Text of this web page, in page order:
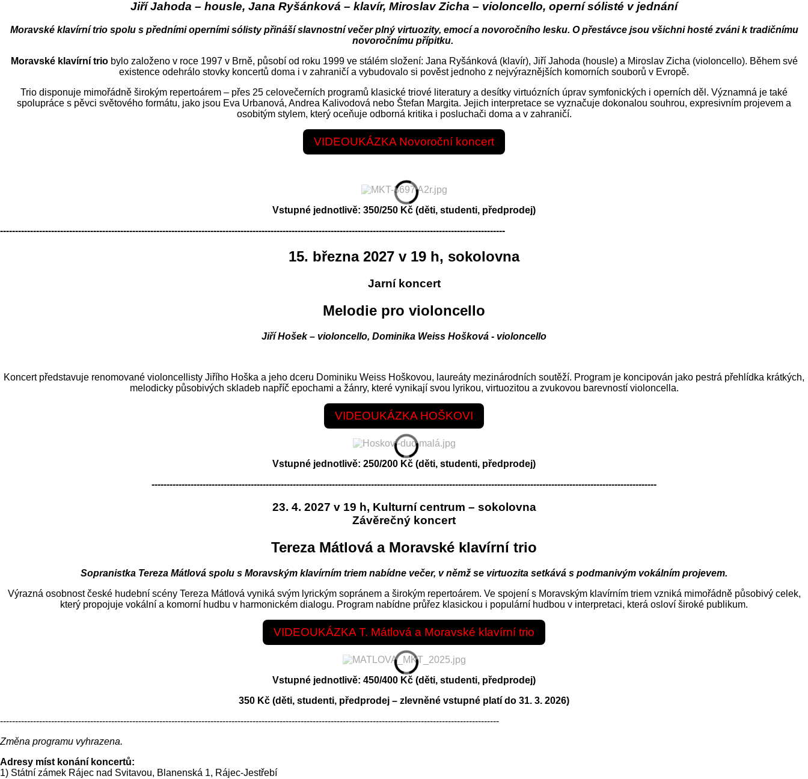
Jiří Jahoda – housle, Jana Ryšánková – klavír, Miroslav Zicha – violoncello, operní sólisté v jednání
Moravské klavírní trio spolu s předními operními sólisty přináší slavnostní večer plný virtuozity, emocí a novoročního lesku. O přestávce jsou všichni hosté zváni k tradičnímu
novoročnímu přípitku.
Moravské klavírní triobylo založeno v roce 1997 v Brně, působí od roku 1999 ve stálém složení: Jana Ryšánková (klavír), Jiří Jahoda (housle) a Miroslav Zicha (violoncello). Během své
existence odehrálo stovky koncertů doma i v zahraničí a vybudovalo si pověst jednoho z nejvýraznějších komorních souborů v Evropě.
Trio disponuje mimořádně širokým repertoárem – přes 25 celovečerních programů klasické triové literatury a desítky virtuózních úprav symfonických i operních děl. Významná je také
spolupráce s pěvci světového formátu, jako jsou Eva Urbanová, Andrea Kalivodová nebo Štefan Margita. Jejich interpretace se vyznačuje dokonalou souhrou, expresivním projevem a
osobitým stylem, který oceňuje odborná kritika i posluchači doma a v zahraničí.
VIDEOUKÁZKA Novoroční koncert
Vstupné jednotlivě: 350/250 Kč (děti, studenti, předprodej)
------------------------------------------------------------------------------------------------------------------------------------------------------------------------
15. března 2027 v 19 h, sokolovna
Jarní koncert
Melodie pro violoncello
Jiří Hošek – violoncello, Dominika Weiss Hošková - violoncello
Koncert představuje renomované violoncellisty Jiřího Hoška a jeho dceru Dominiku Weiss Hoškovou, laureáty mezinárodních soutěží. Program je koncipován jako pestrá přehlídka krátkých,
melodicky působivých skladeb napříč epochami a žánry, které vynikají svou lyrikou, virtuozitou a zvukovou barevností violoncella.
VIDEOUKÁZKA HOŠKOVI
Vstupné jednotlivě: 250/200 Kč (děti, studenti, předprodej)
------------------------------------------------------------------------------------------------------------------------------------------------------------------------
23. 4. 2027 v 19 h, Kulturní centrum – sokolovna
Závěrečný koncert
Tereza Mátlová a Moravské klavírní trio
Sopranistka Tereza Mátlová spolu s Moravským klavírním triem nabídne večer, v němž se virtuozita setkává s podmanivým vokálním projevem.
Výrazná osobnost české hudební scény Tereza Mátlová vyniká svým lyrickým sopránem a širokým repertoárem. Ve spojení s Moravským klavírním triem vzniká mimořádně působivý celek,
který propojuje vokální a komorní hudbu v harmonickém dialogu. Program nabídne průřez klasickou i populární hudbou v interpretaci, která osloví široké publikum.
VIDEOUKÁZKA T. Mátlová a Moravské klavírní trio
Vstupné jednotlivě: 450/400 Kč (děti, studenti, předprodej)
350 Kč (děti, studenti, předprodej – zlevněné vstupné platí do 31. 3. 2026)
----------------------------------------------------------------------------------------------------------------------------------------------------------------------
Změna programu vyhrazena.
Adresy míst konání koncertů:
1) Státní zámek Rájec nad Svitavou, Blanenská 1, Rájec-Jestřebí